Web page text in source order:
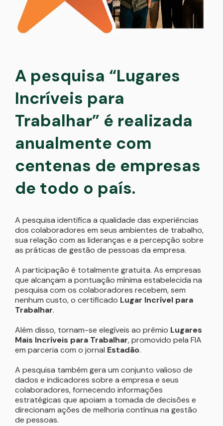
A pesquisa “Lugares
Incríveis para
Trabalhar” é realizada
anualmente com
centenas de empresas
de todo o país.
A pesquisa identifica a qualidade das experiências
dos colaboradores em seus ambientes de trabalho,
sua relação com as lideranças e a percepção sobre
as práticas de gestão de pessoas da empresa.
A participação é totalmente gratuita. As empresas
que alcançam a pontuação mínima estabelecida na
pesquisa com os colaboradores recebem, sem
nenhum custo, o certificado Lugar Incrível para
Trabalhar.
Além disso, tornam-se elegíveis ao prêmio Lugares
Mais Incríveis para Trabalhar, promovido pela FIA
em parceria com o jornal Estadão.
A pesquisa também gera um conjunto valioso de
dados e indicadores sobre a empresa e seus
colaboradores, fornecendo informações
estratégicas que apoiam a tomada de decisões e
direcionam ações de melhoria contínua na gestão
de pessoas.